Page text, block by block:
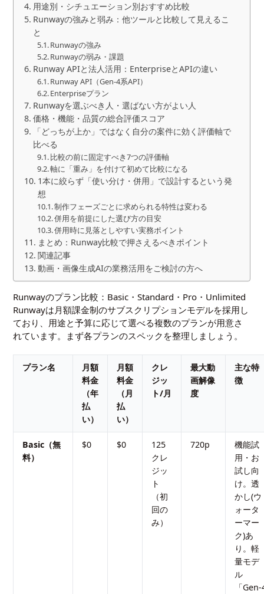
用途別・シチュエーション別おすすめ比較
Runwayの強みと弱み：他ツールと比較して見えるこ
と
Runwayの強み
Runwayの弱み・課題
Runway APIと法人活用：EnterpriseとAPIの違い
Runway API（Gen-4系API）
Enterpriseプラン
Runwayを選ぶべき人・選ばない方がよい人
価格・機能・品質の総合評価スコア
「どっちが上か」ではなく自分の案件に効く評価軸で
比べる
比較の前に固定すべき7つの評価軸
軸に「重み」を付けて初めて比較になる
1本に絞らず「使い分け・併用」で設計するという発
想
制作フェーズごとに求められる特性は変わる
併用を前提にした選び方の目安
併用時に見落としやすい実務ポイント
まとめ：Runway比較で押さえるべきポイント
関連記事
動画・画像生成AIの業務活用をご検討の方へ
Runwayのプラン比較：Basic・Standard・Pro・Unlimited
Runwayは月額課金制のサブスクリプションモデルを採用し
ており、用途と予算に応じて選べる複数のプランが用意さ
れています。まず各プランのスペックを整理しましょう。
プラン名
月額
料金
（年
払
い）
月額
料金
（月
払
い）
クレ
ジッ
ト/月
最大動
画解像
度
主な特
徴
Basic（無
料）
$0 $0
125
クレ
ジッ
ト
（初
回の
み）
720p
機能試
用・お
試し向
け。透
かし(ウ
ォータ
ーマー
ク)あ
り。軽
量モデ
ル
「Gen-